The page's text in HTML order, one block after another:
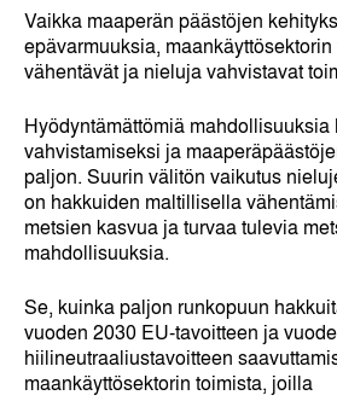
Vaikka maaperän päästöjen
epävarmuuksia,
vähentävät ja nieluja vahvistavat
Hyödyntämättömiä
vahvistamiseksi ja
paljon. Suurin välitön vaikutus
on hakkuiden maltillisella
metsien kasvua ja turvaa tulevia
mahdollisuuksia.
Se, kuinka paljon runkopuun
vuoden 2030 EU-tavoitteen ja
hiilineutraaliustavoitteen
maankäyttösektorin toimista, joilla